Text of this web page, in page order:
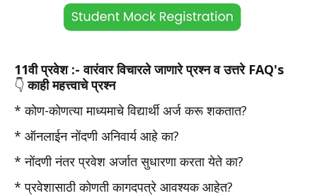
11वी प्रवेश :- वारंवार विचारले जाणारे प्रश्न व उत्तरे FAQ's
👇काही महत्त्वाचे प्रश्न
* कोण-कोणत्या माध्यमाचे विद्यार्थी अर्ज करू शकतात?
* ऑनलाईन नोंदणी अनिवार्य आहे का?
* नोंदणी नंतर प्रवेश अर्जात सुधारणा करता येते का?
* प्रवेशासाठी कोणती कागदपत्रे आवश्यक आहेत?